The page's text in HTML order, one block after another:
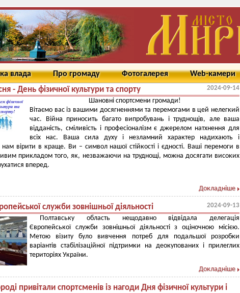
влада Про громаду Фотогалерея Web-камери
- День фізичної культури та спорту 2024-09-14
Шановні спортсмени громади!
Вітаємо вас із вашими досягненнями та перемогами в цей нелегкий
час. Війна приносить багато випробувань і труднощів, але ваша
відданість, сміливість і професіоналізм є джерелом натхнення для
всіх нас. Ваша сила духу і незламний характер надихають і
вірити в краще. Ви – символ нашої стійкості і єдності. Ваші перемоги в
прикладом того, як, незважаючи на труднощі, можна досягати високих
вперед.
Докладніше
служби зовнішньої діяльності 2024-09-13
Полтавську область нещодавно відвідала делегація
Європейської служби зовнішньої діяльності з оціночною місією.
Метою візиту було вивчення потреб для подальшої розробки
варіантів стабілізаційної підтримки на деокупованих і прилеглих
територіях України.
Докладніше
привітали спортсменів із нагоди Дня фізичної культури і